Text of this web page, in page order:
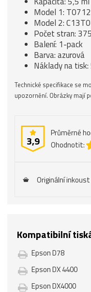
Model 1: T0712
Model 2:
Počet stran: 375
Balení: 1-pack
Barva: azurová
Náklady na
Technické specifikace se
upozornění. Obrázky mají
3,9
Průměrné
Ohodnotit:
Originální
Kompatibilní
Epson D78
Epson DX 4400
Epson DX4000